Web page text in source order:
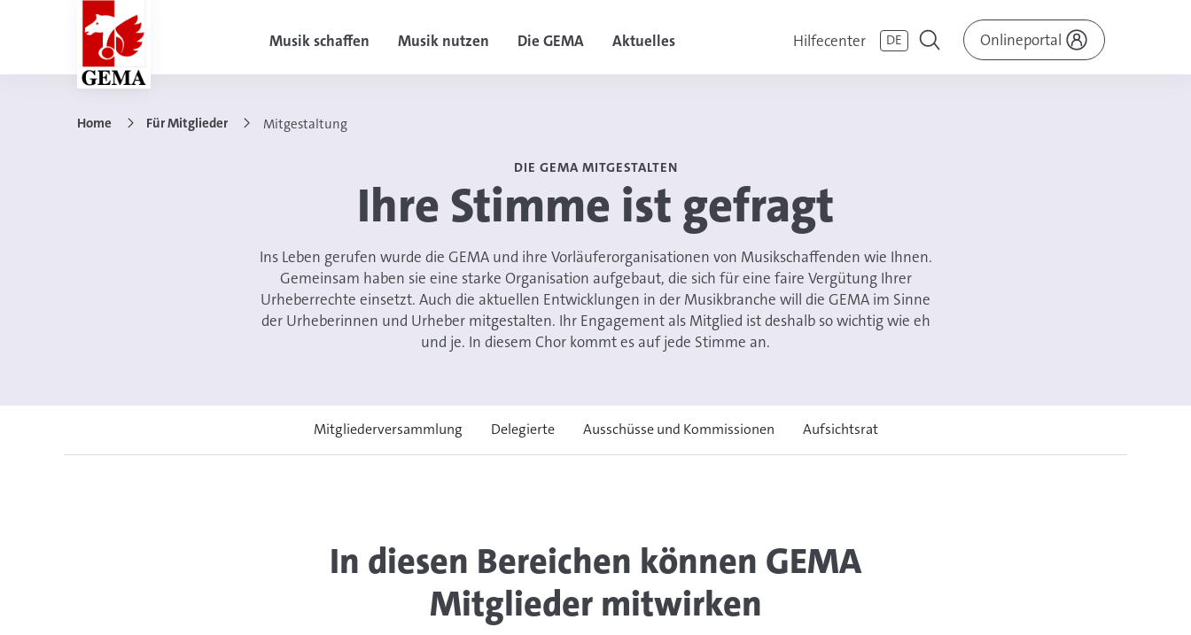
Musik schaffen Musik nutzen Die GEMA Aktuelles Hilfecenter DE Onlineportal
Home Für Mitglieder Mitgestaltung
DIE GEMA MITGESTALTEN
Ihre Stimme ist gefragt
Ins Leben gerufen wurde die GEMA und ihre Vorläuferorganisationen von Musikschaffenden wie Ihnen.
Gemeinsam haben sie eine starke Organisation aufgebaut, die sich für eine faire Vergütung Ihrer
Urheberrechte einsetzt. Auch die aktuellen Entwicklungen in der Musikbranche will die GEMA im Sinne
der Urheberinnen und Urheber mitgestalten. Ihr Engagement als Mitglied ist deshalb so wichtig wie eh
und je. In diesem Chor kommt es auf jede Stimme an.
Mitgliederversammlung Delegierte Ausschüsse und Kommissionen Aufsichtsrat
In diesen Bereichen können GEMA
Mitglieder mitwirken